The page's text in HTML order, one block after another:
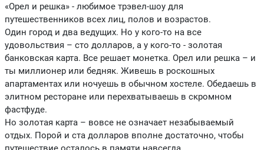
«Орел и решка» - любимое трэвел-шоу для
путешественников всех лиц, полов и возрастов.
Один город и два ведущих. Но у кого-то на все
удовольствия – сто долларов, а у кого-то - золотая
банковская карта. Все решает монетка. Орел или решка – и
ты миллионер или бедняк. Живешь в роскошных
апартаментах или ночуешь в обычном хостеле. Обедаешь в
элитном ресторане или перехватываешь в скромном
фастфуде.
Но золотая карта – вовсе не означает незабываемый
отдых. Порой и ста долларов вполне достаточно, чтобы